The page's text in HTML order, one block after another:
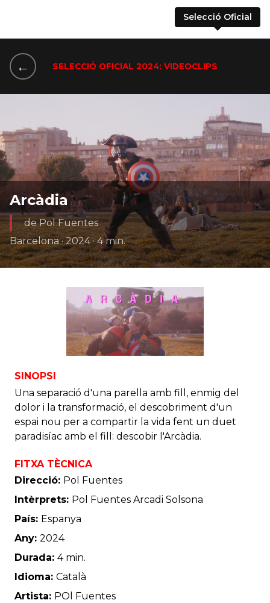
Selecció Oficial
← SELECCIÓ OFICIAL 2024: VIDEOCLIPS
Arcàdia
de Pol Fuentes
Barcelona · 2024 · 4 min.
SINOPSI
Una separació d'una parella amb fill, enmig del
dolor i la transformació, el descobriment d'un
espai nou per a compartir la vida fent un duet
paradisíac amb el fill: descobir l'Arcàdia.
FITXA TÈCNICA
Direcció: Pol Fuentes
Intèrprets: Pol Fuentes Arcadi Solsona
País: Espanya
Any: 2024
Durada: 4 min.
Idioma: Català
Artista: POl Fuentes